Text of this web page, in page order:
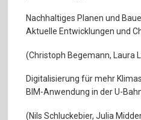
Nachhaltiges Planen und
Aktuelle Entwicklungen und
(Christoph Begemann, Laura
Digitalisierung für mehr
BIM-Anwendung in der U-
(Nils Schluckebier, Julia